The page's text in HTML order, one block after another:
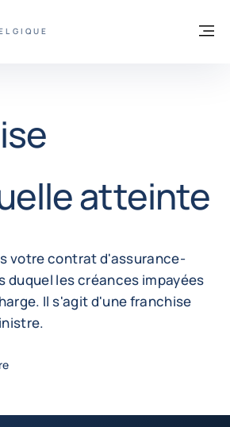
FOR TRADE - PAGE D'ACCUEIL
atteinte
votre contrat d'assurance-
duquel les créances impayées
Il s'agit d'une franchise